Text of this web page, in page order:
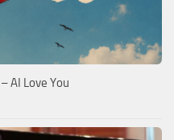
AI Love You